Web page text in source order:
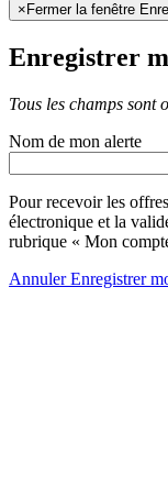
× Fermer la fenêtre
Enregistrer
Tous les champs sont
Nom de mon alerte
Pour recevoir les
électronique et la
rubrique « Mon
AnnulerEnregistrer